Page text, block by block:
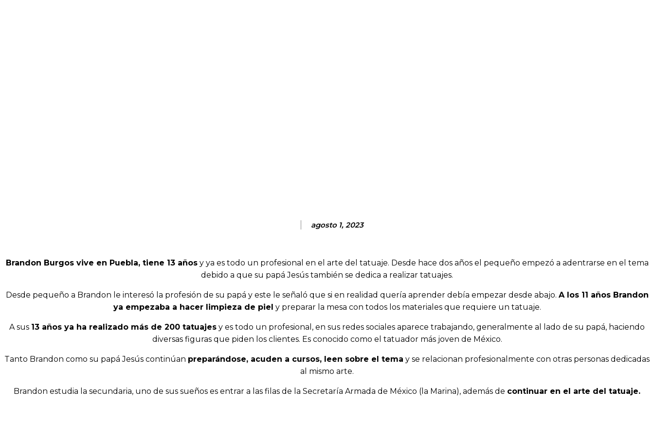
agosto 1, 2023
Brandon Burgos vive en Puebla, tiene 13 añosy ya es todo un profesional en el arte del tatuaje. Desde hace dos años el pequeño empezó a adentrarse en el tema
debido a que su papá Jesús también se dedica a realizar tatuajes.
Desde pequeño a Brandon le interesó la profesión de su papá y este le señaló que si en realidad quería aprender debía empezar desde abajo. A los 11 años Brandon
ya empezaba a hacer limpieza de piel y preparar la mesa con todos los materiales que requiere un tatuaje.
A sus 13 años ya ha realizado más de 200 tatuajes y es todo un profesional, en sus redes sociales aparece trabajando, generalmente al lado de su papá, haciendo
diversas figuras que piden los clientes. Es conocido como el tatuador más joven de México.
Tanto Brandon como su papá Jesús continúan preparándose, acuden a cursos, leen sobre el tema y se relacionan profesionalmente con otras personas dedicadas
al mismo arte.
Brandon estudia la secundaria, uno de sus sueños es entrar a las filas de la Secretaría Armada de México (la Marina), además de continuar en el arte del tatuaje.